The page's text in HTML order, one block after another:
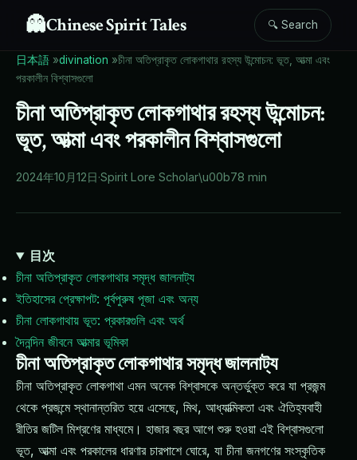
👻Chinese Spirit Tales 🔍 Search
日本語 »divination »চীনা অতিপ্রাকৃত লোকগাথার রহস্য উন্মোচন: ভূত, আত্মা এবং
পরকালীন বিশ্বাসগুলো
চীনা অতিপ্রাকৃত লোকগাথার রহস্য উন্মোচন:
ভূত, আত্মা এবং পরকালীন বিশ্বাসগুলো
2024年10月12日·Spirit Lore Scholar\u00b78 min
目次
চীনা অতিপ্রাকৃত লোকগাথার সমৃদ্ধ জালনাট্য
ইতিহাসের প্রেক্ষাপট: পূর্বপুরুষ পূজা এবং অন্য
চীনা লোকগাথায় ভূত: প্রকারগুলি এবং অর্থ
দৈনন্দিন জীবনে আত্মার ভূমিকা
চীনা অতিপ্রাকৃত লোকগাথার সমৃদ্ধ জালনাট্য
চীনা অতিপ্রাকৃত লোকগাথা এমন অনেক বিশ্বাসকে অন্তর্ভুক্ত করে যা প্রজন্ম
থেকে প্রজন্মে স্থানান্তরিত হয়ে এসেছে, মিথ, আধ্যাত্মিকতা এবং ঐতিহ্যবাহী
রীতির জটিল মিশ্রণের মাধ্যমে। হাজার বছর আগে শুরু হওয়া এই বিশ্বাসগুলো
ভূত, আত্মা এবং পরকালের ধারণার চারপাশে ঘোরে, যা চীনা জনগণের সংস্কৃতিক